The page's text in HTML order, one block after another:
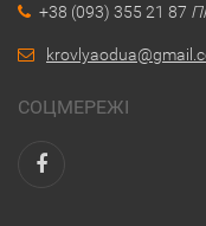
+38 (093) 355 21 87
СОЦМЕРЕЖІ